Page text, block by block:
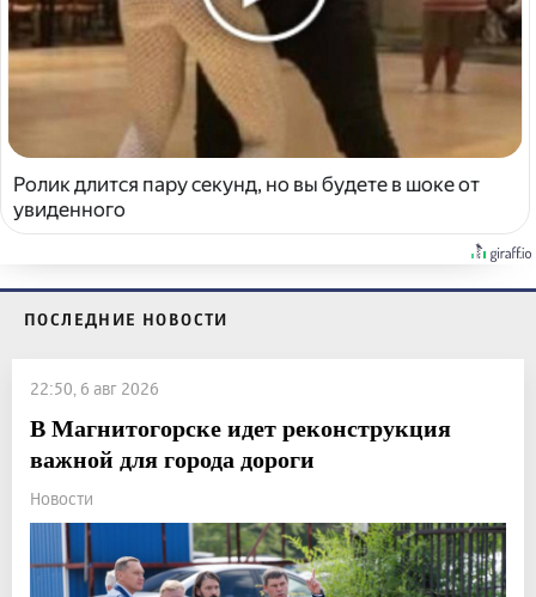
Ролик длится пару секунд, но вы будете в шоке от
увиденного
ПОСЛЕДНИЕ НОВОСТИ
22:50, 6 авг 2026
В Магнитогорске идет реконструкция
важной для города дороги
Новости